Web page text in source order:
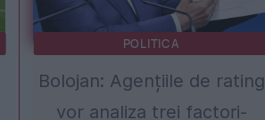
POLITICA
Bolojan: Agențiile de rating
vor analiza trei factori-